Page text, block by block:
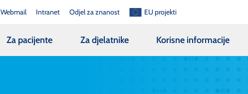
Webmail Intranet Odjel za znanost EU projekti
Za pacijente Za djelatnike Korisne informacije